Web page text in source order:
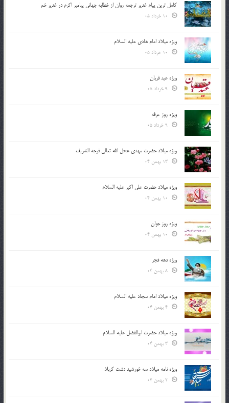
کامل ترین پیام غدیر ترجمه روان از خطابه جهانی پیامبر اکرم در غدیر خم
ویژه میلاد امام هادی علیه السلام
ویژه عید قربان
ویژه روز عرفه
ویژه میلاد حضرت مهدی عجل الله تعالی فرجه الشريف
ویژه میلاد حضرت علی اکبر علیه السلام
ویژه روز جوان
ویژه دهه فجر
ویژه میلاد امام سجاد علیه السلام
ویژه میلاد حضرت ابوالفضل علیه السلام
ویژه نامه میلاد سه خورشید دشت کربلا